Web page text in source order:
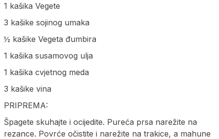
1 kašika Vegete
3 kašike sojinog umaka
½ kašike Vegeta đumbira
1 kašika susamovog ulja
1 kašika cvjetnog meda
3 kašike vina
PRIPREMA:
Špagete skuhajte i ocijedite. Pureća prsa narežite na
rezance. Povrće očistite i narežite na trakice, a mahune